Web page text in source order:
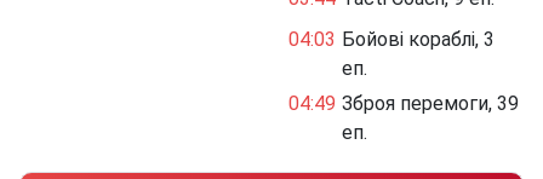
04:03 Бойові кораблі, 3
еп.
04:49 Зброя перемоги, 39
еп.